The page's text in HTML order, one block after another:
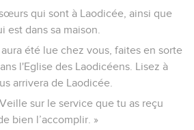
qui sont à Laodicée, ainsi que
est dans sa maison.
été lue chez vous, faites en sorte
l'Eglise des Laodicéens. Lisez à
arrivera de Laodicée.
sur le service que tu as reçu
bien l’accomplir. »